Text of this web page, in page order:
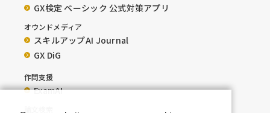
GX検定 ベーシック 公式対策アプリ
オウンドメディア
スキルアップAI Journal
GX DiG
作問支援
ExamAI